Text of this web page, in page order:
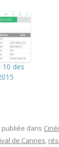
e
b
o
k
(
o
u
v
r
e
e
o
des
dans
de Cannes,